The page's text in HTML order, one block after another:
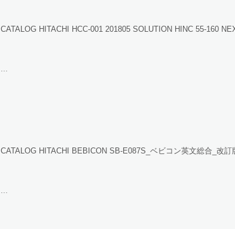
CATALOG HITACHI HCC-001 201805 SOLUTION HINC 55-160
CATALOG HITACHI BEBICON SB-E087S_ベビコン英文総合_改訂